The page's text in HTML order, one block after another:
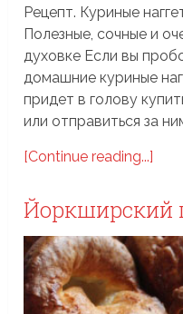
Рецепт. Куриные
Полезные, сочные и
духовке Если вы
домашние куриные
придет в голову
или отправиться за
[Continue reading...]
Йоркширский